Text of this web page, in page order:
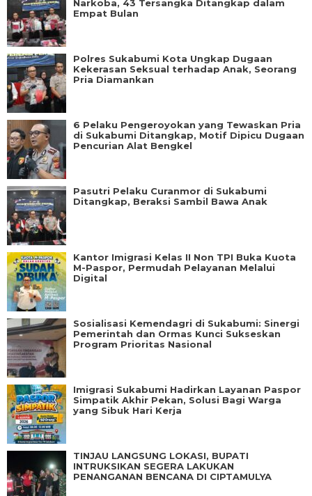
Narkoba, 43 Tersangka Ditangkap dalam
Empat Bulan
Polres Sukabumi Kota Ungkap Dugaan
Kekerasan Seksual terhadap Anak, Seorang
Pria Diamankan
6 Pelaku Pengeroyokan yang Tewaskan Pria
di Sukabumi Ditangkap, Motif Dipicu Dugaan
Pencurian Alat Bengkel
Pasutri Pelaku Curanmor di Sukabumi
Ditangkap, Beraksi Sambil Bawa Anak
Kantor Imigrasi Kelas II Non TPI Buka Kuota
M-Paspor, Permudah Pelayanan Melalui
Digital
Sosialisasi Kemendagri di Sukabumi: Sinergi
Pemerintah dan Ormas Kunci Sukseskan
Program Prioritas Nasional
Imigrasi Sukabumi Hadirkan Layanan Paspor
Simpatik Akhir Pekan, Solusi Bagi Warga
yang Sibuk Hari Kerja
TINJAU LANGSUNG LOKASI, BUPATI
INTRUKSIKAN SEGERA LAKUKAN
PENANGANAN BENCANA DI CIPTAMULYA